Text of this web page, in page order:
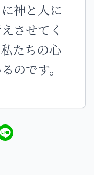
神と人に
させてく
たちの心
のです。